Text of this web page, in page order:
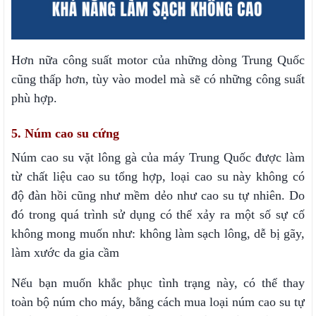
Hơn nữa công suất motor của những dòng Trung Quốc
cũng thấp hơn, tùy vào model mà sẽ có những công suất
phù hợp.
5. Núm cao su cứng
Núm cao su vặt lông gà của máy Trung Quốc được làm
từ chất liệu cao su tổng hợp, loại cao su này không có
độ đàn hồi cũng như mềm dẻo như cao su tự nhiên. Do
đó trong quá trình sử dụng có thể xảy ra một số sự cố
không mong muốn như: không làm sạch lông, dễ bị gãy,
làm xước da gia cầm
Nếu bạn muốn khắc phục tình trạng này, có thể thay
toàn bộ núm cho máy, bằng cách mua loại núm cao su tự